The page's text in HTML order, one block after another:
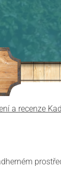
a recenze